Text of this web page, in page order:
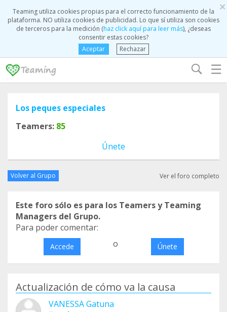
×
Teaming utiliza cookies propias para el correcto funcionamiento de la
plataforma. NO utiliza cookies de publicidad. Lo que sí utiliza son cookies
de terceros para la medición (haz click aquí para leer más), ¿deseas
consentir estas cookies?
Aceptar
Rechazar
☰
Los peques especiales
Teamers: 85
Únete
Volver al Grupo Ver el foro completo
Este foro sólo es para los Teamers y Teaming
Managers del Grupo.
Para poder comentar:
Accede o Únete
Actualización de cómo va la causa
VANESSA Gatuna